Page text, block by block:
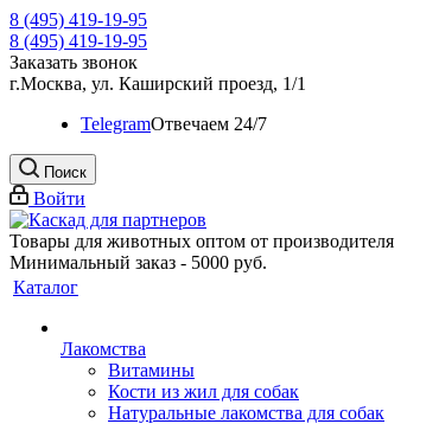
8 (495) 419-19-95
8 (495) 419-19-95
Заказать звонок
г.Москва, ул. Каширский проезд, 1/1
TelegramOтвечаем 24/7
Поиск
Войти
Товары для животных оптом от производителя
Минимальный заказ - 5000 руб.
Каталог
Лакомства
Витамины
Кости из жил для собак
Натуральные лакомства для собак